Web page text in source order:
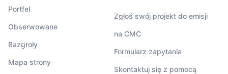
Portfel
Obserwowane
Bazgroły
Mapa strony
Zgłoś swój projekt do emisji
na CMC
Formularz zapytania
Skontaktuj się z pomocą